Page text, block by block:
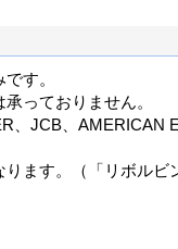
す。
っておりません。
、JCB、AMERICAN
ます。（「リボルビ